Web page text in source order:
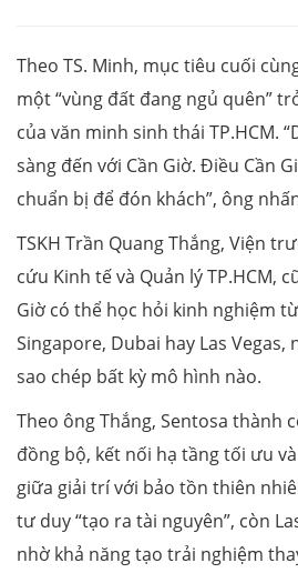
Theo TS. Minh, mục tiêu cuối
một “vùng đất đang ngủ quên”
của văn minh sinh thái TP.HCM.
sàng đến với Cần Giờ. Điều Cần
chuẩn bị để đón khách”, ông
TSKH Trần Quang Thắng, Viện
cứu Kinh tế và Quản lý TP.HCM,
Giờ có thể học hỏi kinh nghiệm
Singapore, Dubai hay Las Vegas,
sao chép bất kỳ mô hình nào.
Theo ông Thắng, Sentosa thành
đồng bộ, kết nối hạ tầng tối ưu
giữa giải trí với bảo tồn thiên
tư duy “tạo ra tài nguyên”, còn
nhờ khả năng tạo trải nghiệm